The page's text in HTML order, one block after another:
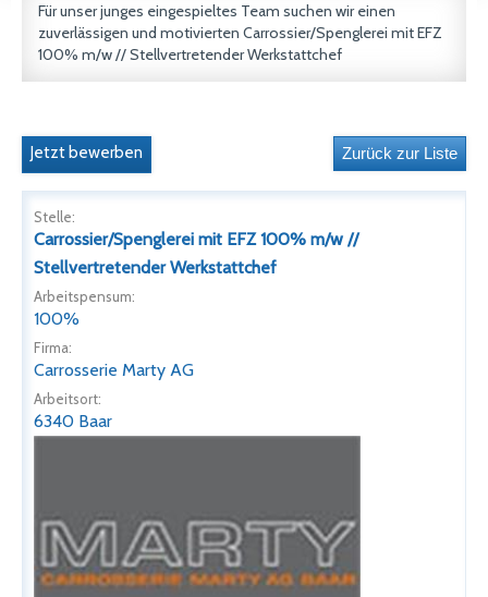
Für unser junges eingespieltes Team suchen wir einen
zuverlässigen und motivierten Carrossier/Spenglerei mit EFZ
100% m/w // Stellvertretender Werkstattchef
Jetzt bewerben
Stelle:
Carrossier/Spenglerei mit EFZ 100% m/w //
Stellvertretender Werkstattchef
Arbeitspensum:
100%
Firma:
Carrosserie Marty AG
Arbeitsort:
6340 Baar